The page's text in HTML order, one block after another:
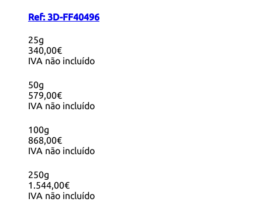
Ref: 3D-FF40496
25g
340,00€
IVA não incluído
50g
579,00€
IVA não incluído
100g
868,00€
IVA não incluído
250g
1.544,00€
IVA não incluído